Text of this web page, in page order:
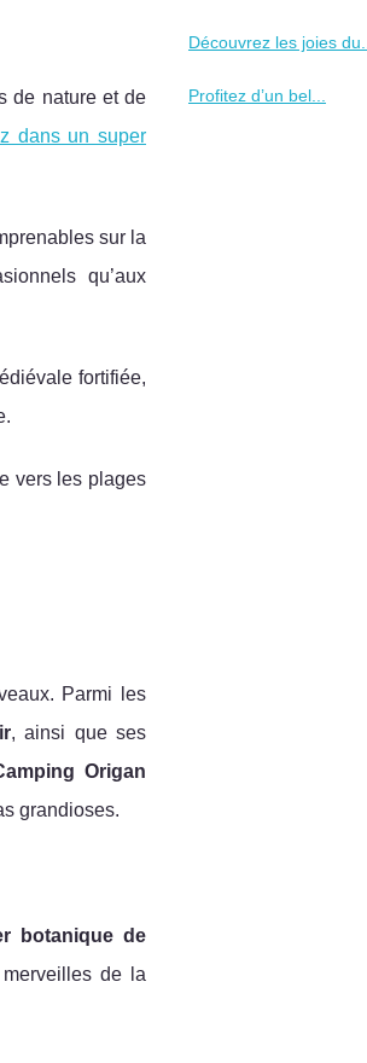
de nature et de
dans un super
sur la
qu’aux
fortifiée,
vers les plages
Parmi les
, ainsi que ses
Origan
grandioses.
botanique de
de la
Découvrez les joies du...
Profitez d’un bel...